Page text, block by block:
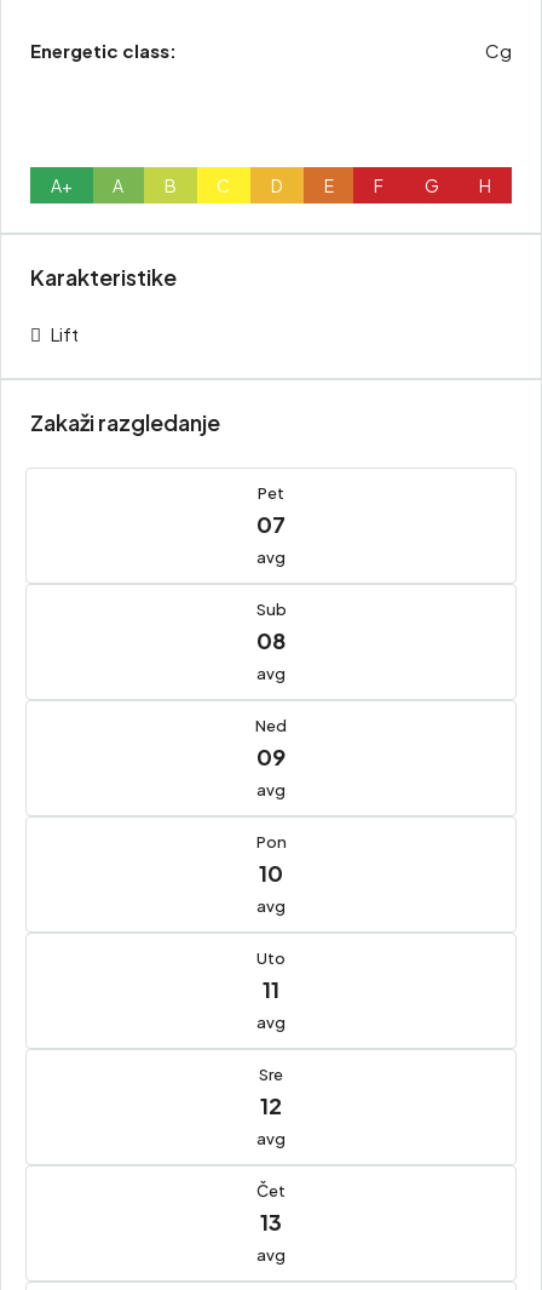
Energetic class: Cg
A+ A B C D E F G H
Karakteristike
Lift
Zakaži razgledanje
Pet
07
avg
Sub
08
avg
Ned
09
avg
Pon
10
avg
Uto
11
avg
Sre
12
avg
Čet
13
avg